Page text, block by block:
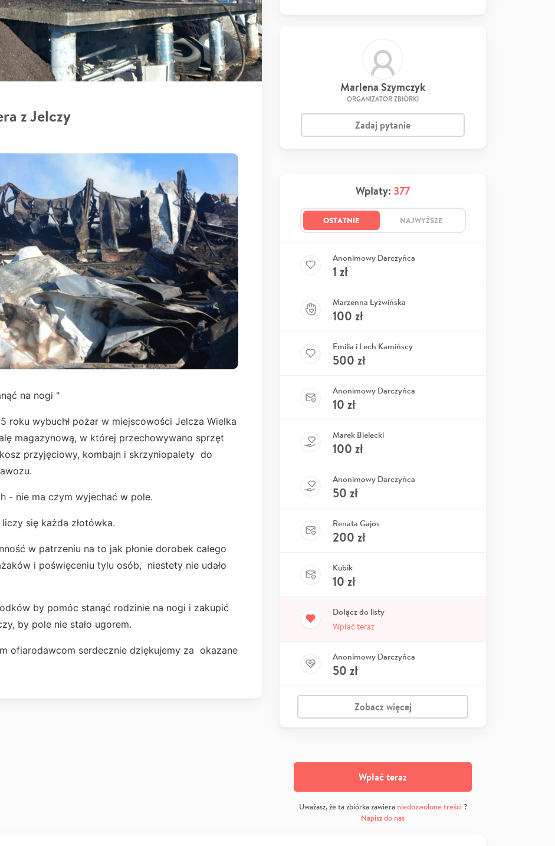
z Jelczy
na nogi "
roku wybuchł pożar w miejscowości Jelcza Wielka
magazynową, w której przechowywano sprzęt
przyjęciowy, kombajn i skrzyniopalety do
- nie ma czym wyjechać w pole.
się każda złotówka.
w patrzeniu na to jak płonie dorobek całego
i poświęceniu tylu osób, niestety nie udało
by pomóc stanąć rodzinie na nogi i zakupić
by pole nie stało ugorem.
ofiarodawcom serdecznie dziękujemy za okazane
Marlena Szymczyk
ORGANIZATOR ZBIÓRKI
Zadaj pytanie
Wpłaty: 377
OSTATNIE NAJWYŻSZE
Anonimowy Darczyńca
1 zł
Marzenna Łyżwińska
100 zł
Emilia i Lech Kamińscy
500 zł
Anonimowy Darczyńca
10 zł
Marek Bielecki
100 zł
Anonimowy Darczyńca
50 zł
Renata Gajos
200 zł
Kubik
10 zł
Dołącz do listy
Wpłać teraz
Anonimowy Darczyńca
50 zł
Zobacz więcej
Wpłać teraz
Uważasz, że ta zbiórka zawiera niedozwolone treści?
Napisz do nas